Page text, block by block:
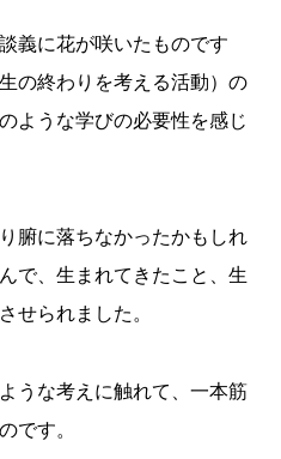
義に花が咲いたものです
の終わりを考える活動）の
ような学びの必要性を感じ
腑に落ちなかったかもしれ
で、生まれてきたこと、生
せられました。
うな考えに触れて、一本筋
です。